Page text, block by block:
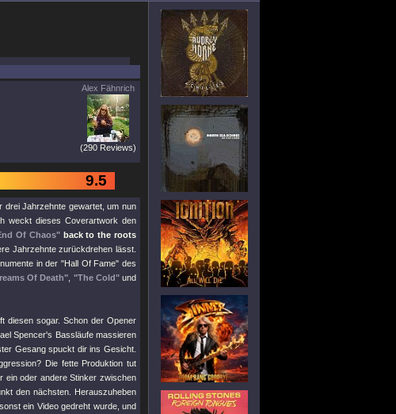
Alex Fähnrich
(290 Reviews)
9.5
drei Jahrzehnte gewartet, um nun
weckt dieses Coverartwork den
Of Chaos" back to the roots
Jahrzehnte zurückdrehen lässt.
in der "Hall Of Fame" des
Of Death" "The Cold"und
diesen sogar. Schon der Opener
Spencer's Bassläufe massieren
Gesang spuckt dir ins Gesicht.
Die fette Produktion tut
ein oder andere Stinker zwischen
den nächsten. Herauszuheben
ein Video gedreht wurde, und